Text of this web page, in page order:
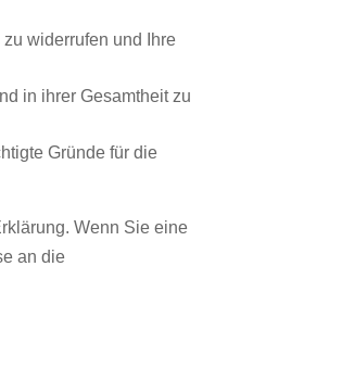
widerrufen und Ihre
in ihrer Gesamtheit zu
Gründe für die
Wenn Sie eine
an die